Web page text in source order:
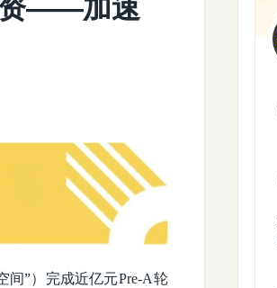
资——加速
间”）完成近亿元Pre-A轮